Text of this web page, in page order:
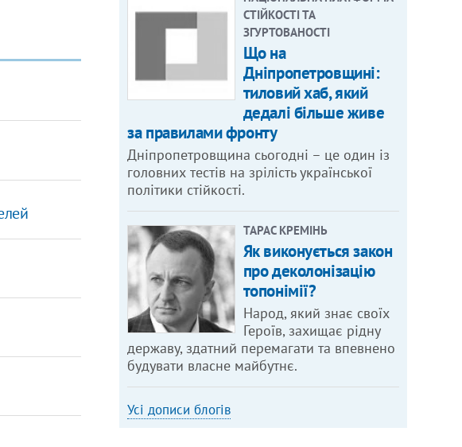
СТІЙКОСТІ ТА
ЗГУРТОВАНОСТІ
Що на
Дніпропетровщині:
тиловий хаб, який
дедалі більше живе
за правилами фронту
Дніпропетровщина сьогодні – це один із
головних тестів на зрілість української
політики стійкості.
ТАРАС КРЕМІНЬ
Як виконується закон
про деколонізацію
топонімії?
Народ, який знає своїх
Героїв, захищає рідну
державу, здатний перемагати та впевнено
будувати власне майбутнє.
Усі дописи блогів